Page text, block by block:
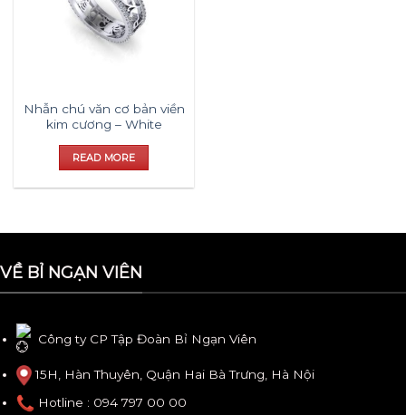
Nhẫn chú văn cơ bản viền
kim cương – White
READ MORE
VỀ BỈ NGẠN VIÊN
Công ty CP Tập Đoàn Bỉ Ngạn Viên
15H, Hàn Thuyên, Quận Hai Bà Trưng, Hà Nội
Hotline : 094 797 00 00